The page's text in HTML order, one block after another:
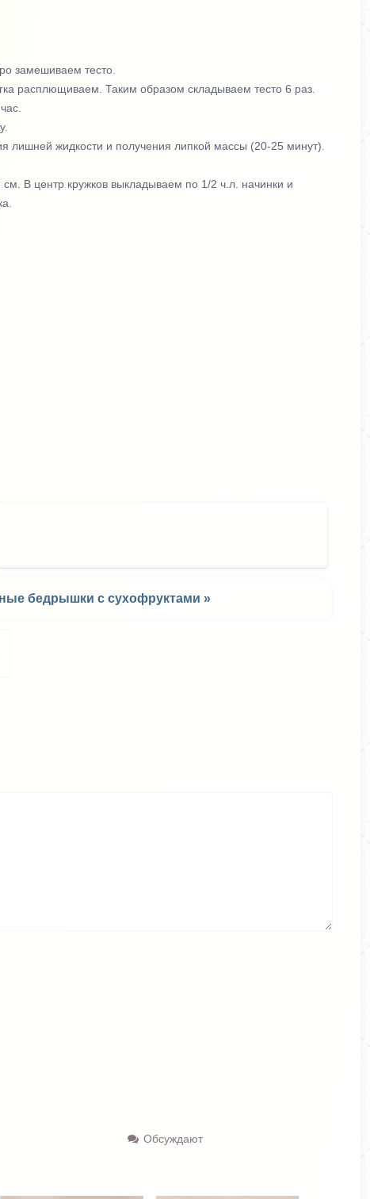
замешиваем тесто.
расплющиваем. Таким образом складываем тесто 6 раз.
жидкости и получения липкой массы (20-25 минут).
В центр кружков выкладываем по 1/2 ч.л. начинки и
бедрышки с сухофруктами »
Обсуждают